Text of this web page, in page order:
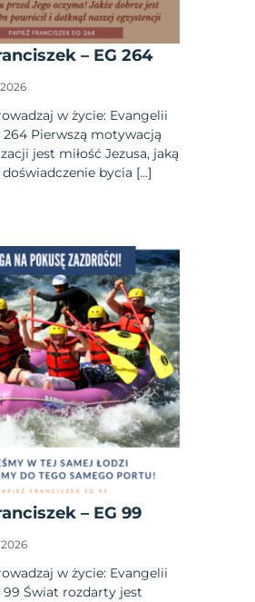
– EG 264
w życie: Evangelii
Pierwszą motywacją
jest miłość Jezusa, jaką
bycia […]
– EG 99
w życie: Evangelii
Świat rozdarty jest